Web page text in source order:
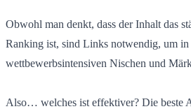
Obwohl man denkt, dass der Inhalt das
Ranking ist, sind Links notwendig, um in
wettbewerbsintensiven Nischen und
Also… welches ist effektiver? Die beste